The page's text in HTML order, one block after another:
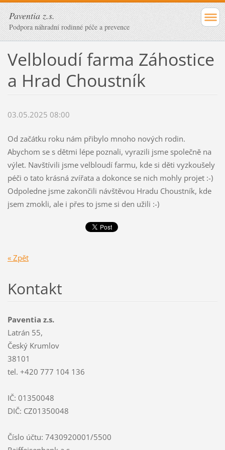
Paventia z.s.
Podpora náhradní rodinné péče a prevence
Velbloudí farma Záhostice
a Hrad Choustník
03.05.2025 08:00
Od začátku roku nám přibylo mnoho nových rodin.
Abychom se s dětmi lépe poznali, vyrazili jsme společně na
výlet. Navštívili jsme velbloudí farmu, kde si děti vyzkoušely
péči o tato krásná zvířata a dokonce se nich mohly projet :-)
Odpoledne jsme zakončili návštěvou Hradu Choustník, kde
jsem zmokli, ale i přes to jsme si den užili :-)
« Zpět
Kontakt
Paventia z.s.
Latrán 55,
Český Krumlov
38101
tel. +420 777 104 136
IČ: 01350048
DIČ: CZ01350048
Číslo účtu: 7430920001/5500